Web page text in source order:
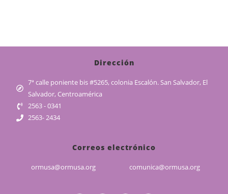
Dirección
7ª calle poniente bis #5265, colonia Escalón. San Salvador, El
Salvador, Centroamérica
2563 - 0341
2563- 2434
Correos electrónico
ormusa@ormusa.org comunica@ormusa.org